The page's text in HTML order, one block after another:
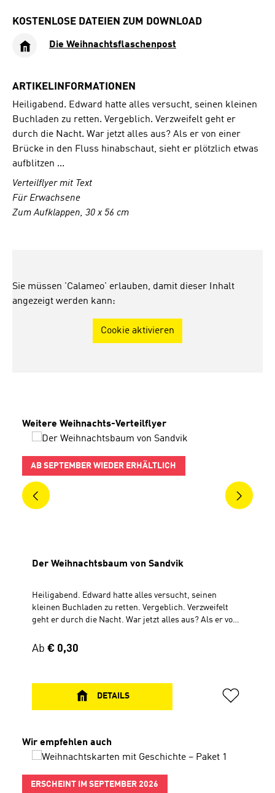
KOSTENLOSE DATEIEN ZUM DOWNLOAD
Die Weihnachtsflaschenpost
ARTIKELINFORMATIONEN
Heiligabend. Edward hatte alles versucht, seinen kleinen
Buchladen zu retten. Vergeblich. Verzweifelt geht er
durch die Nacht. War jetzt alles aus? Als er von einer
Brücke in den Fluss hinabschaut, sieht er plötzlich etwas
aufblitzen ...
Verteilflyer mit Text
Für Erwachsene
Zum Aufklappen, 30 x 56 cm
Sie müssen 'Calameo' erlauben, damit dieser Inhalt
angezeigt werden kann:
Cookie aktivieren
Produktgalerie überspringen
Weitere Weihnachts-Verteilflyer
AB SEPTEMBER WIEDER ERHÄLTLICH
Der Weihnachtsbaum von Sandvik
Heiligabend. Edward hatte alles versucht, seinen
kleinen Buchladen zu retten. Vergeblich. Verzweifelt
geht er durch die Nacht. War jetzt alles aus? Als er von
plötzlich etwas aufblitzen ... Verteilflyer mit TextFür
Regulärer Preis:
Ab € 0,30
DETAILS
Produktgalerie überspringen
Wir empfehlen auch
ERSCHEINT IM SEPTEMBER 2026